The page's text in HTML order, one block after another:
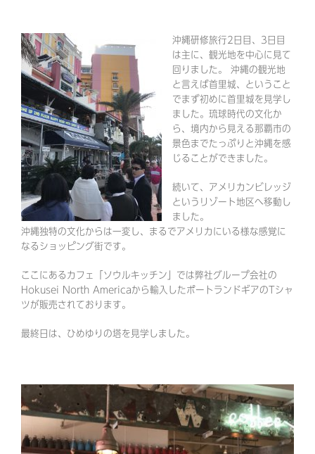
沖縄研修旅行2日目、3日目
は主に、観光地を中心に見て
回りました。 沖縄の観光地
と言えば首里城、ということ
でまず初めに首里城を見学し
ました。琉球時代の文化か
ら、境内から見える那覇市の
景色までたっぷりと沖縄を感
じることができました。
続いて、アメリカンビレッジ
というリゾート地区へ移動し
ました。
沖縄独特の文化からは一変し、まるでアメリカにいる様な感覚に
なるショッピング街です。
ここにあるカフェ「ソウルキッチン」では弊社グループ会社の
Hokusei North Americaから輸入したポートランドギアのTシャ
ツが販売されております。
最終日は、ひめゆりの塔を見学しました。